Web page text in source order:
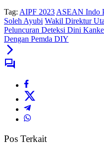
Tag: AIPF 2023 ASEAN Indo
Soleh Ayubi Wakil Direktur
Peluncuran Deteksi Dini
Dengan Pemda DIY
Pos Terkait